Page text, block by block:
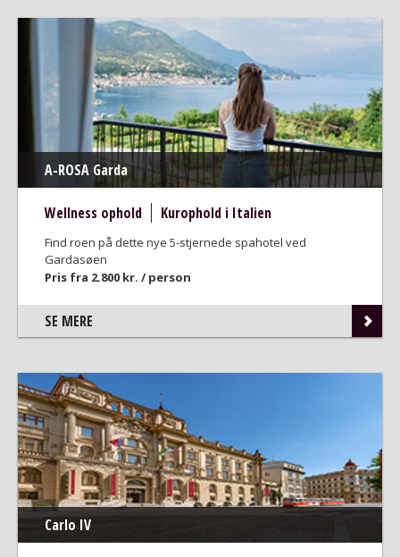
A-ROSA Garda
Wellness ophold Kurophold i Italien
Find roen på dette nye 5-stjernede spahotel ved
Gardasøen
Pris fra 2.800 kr. / person
SE MERE
Carlo IV